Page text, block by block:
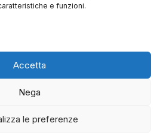
e funzioni.
Accetta
Nega
le preferenze